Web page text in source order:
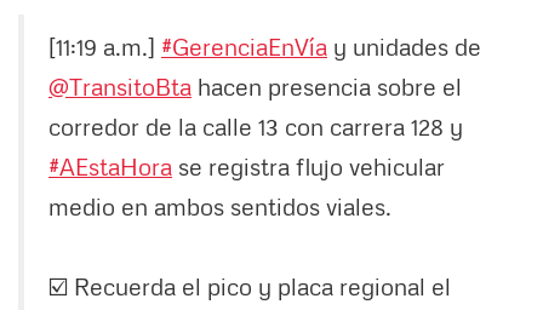
[11:19 a.m.] #GerenciaEnVía y unidades de
@TransitoBta hacen presencia sobre el
corredor de la calle 13 con carrera 128 y
#AEstaHora se registra flujo vehicular
medio en ambos sentidos viales.
☑️ Recuerda el pico y placa regional el